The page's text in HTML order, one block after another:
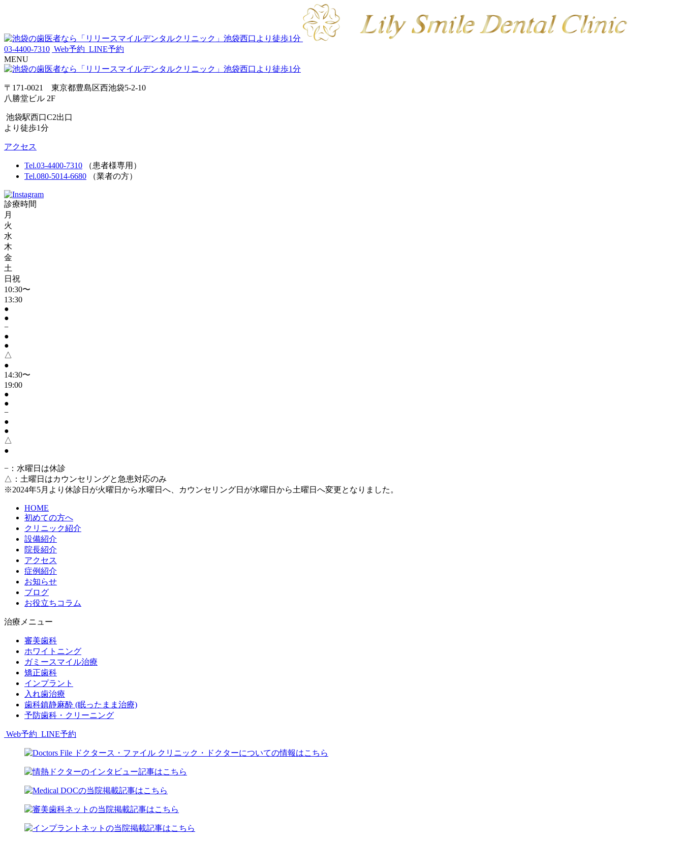
03-4400-7310 Web予約 LINE予約
MENU
〒171-0021 東京都豊島区西池袋5-2-10
八勝堂ビル 2F
池袋駅西口C2出口
より徒歩1分
アクセス
Tel.03-4400-7310
（患者様専用）
Tel.080-5014-6680
（業者の方）
診療時間
月
火
水
木
金
土
日祝
10:30〜
13:30
●
●
−
●
●
△
●
14:30〜
19:00
●
●
−
●
●
△
●
− ：水曜日は休診
△ ：土曜日はカウンセリングと急患対応のみ
※2024年5月より休診日が火曜日から水曜日へ、カウンセリング日が水曜日から土曜日へ変更となりました。
HOME
初めての方へ
クリニック紹介
設備紹介
院長紹介
アクセス
症例紹介
お知らせ
ブログ
お役立ちコラム
治療メニュー
審美歯科
ホワイトニング
ガミースマイル治療
矯正歯科
インプラント
入れ歯治療
歯科鎮静麻酔 (眠ったまま治療)
予防歯科・クリーニング
Web予約 LINE予約